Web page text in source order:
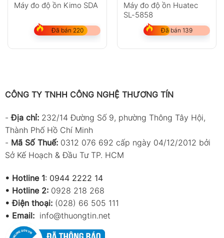
Máy đo độ ồn Kimo SDA
Đã bán 220
Máy đo độ ồn Huatec
SL-5858
Đã bán 139
CÔNG TY TNHH CÔNG NGHỆ THƯƠNG TÍN
-Địa chỉ: 232/14 Đường Số 9, phường Thông Tây Hội,
Thành Phố Hồ Chí Minh
- Mã Số Thuế: 0312 076 692 cấp ngày 04/12/2012 bởi
Sở Kế Hoạch & Đầu Tư TP. HCM
• Hotline 1: 0944 2222 14
• Hotline 2: 0928 218 268
• Điện thoại: (028) 66 505 111
• Email: info@thuongtin.net